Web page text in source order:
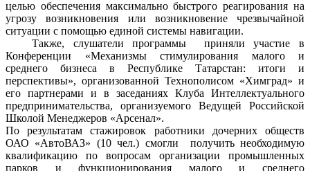
целью обеспечения максимально быстрого реагирования на
угрозу возникновения или возникновение чрезвычайной
ситуации с помощью единой системы навигации.
Также, слушатели программы приняли участие в
Конференции «Механизмы стимулирования малого и
среднего бизнеса в Республике Татарстан: итоги и
перспективы», организованной Технополисом «Химград» и
его партнерами и в заседаниях Клуба Интеллектуального
предпринимательства, организуемого Ведущей Российской
Школой Менеджеров «Арсенал».
По результатам стажировок работники дочерних обществ
ОАО «АвтоВАЗ» (10 чел.) смогли получить необходимую
квалификацию по вопросам организации промышленных
парков и функционирования малого и среднего